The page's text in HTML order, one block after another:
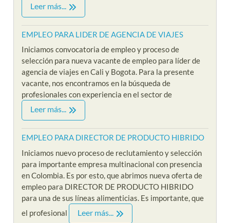
Leer más...
EMPLEO PARA LIDER DE AGENCIA DE VIAJES
Iniciamos convocatoria de empleo y proceso de
selección para nueva vacante de empleo para líder de
agencia de viajes en Cali y Bogota. Para la presente
vacante, nos encontramos en la búsqueda de
profesionales con experiencia en el sector de
Leer más...
EMPLEO PARA DIRECTOR DE PRODUCTO HIBRIDO
Iniciamos nuevo proceso de reclutamiento y selección
para importante empresa multinacional con presencia
en Colombia. Es por esto, que abrimos nueva oferta de
empleo para DIRECTOR DE PRODUCTO HIBRIDO
para una de sus líneas alimenticias. Es importante, que
el profesional
Leer más...